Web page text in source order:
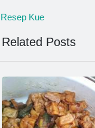
Resep Kue
Related Posts